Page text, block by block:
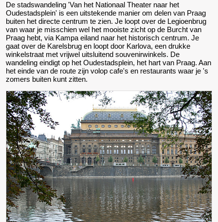
De stadswandeling 'Van het Nationaal Theater naar het
Oudestadsplein' is een uitstekende manier om delen van Praag
buiten het directe centrum te zien. Je loopt over de Legioenbrug
van waar je misschien wel het mooiste zicht op de Burcht van
Praag hebt, via Kampa eiland naar het historisch centrum. Je
gaat over de Karelsbrug en loopt door Karlova, een drukke
winkelstraat met vrijwel uitsluitend souvenirwinkels. De
wandeling eindigt op het Oudestadsplein, het hart van Praag. Aan
het einde van de route zijn volop cafe's en restaurants waar je 's
zomers buiten kunt zitten.